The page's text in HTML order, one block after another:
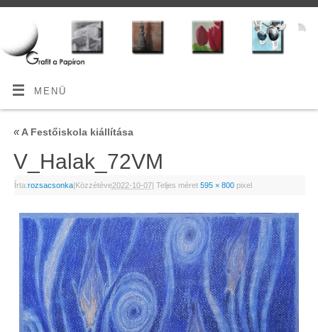
MENÜ
«A Festőiskola kiállítása
V_Halak_72VM
Írta:rozsacsonka|Közzétéve2022-10-07| Teljes méret 595 × 800pixel